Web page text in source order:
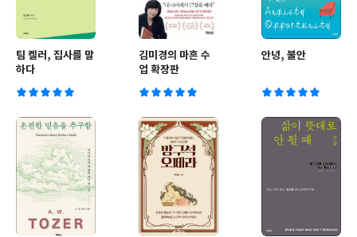
팀 켈러, 집사를 말
하다
김미경의 마흔 수
업 확장판
안녕, 불안